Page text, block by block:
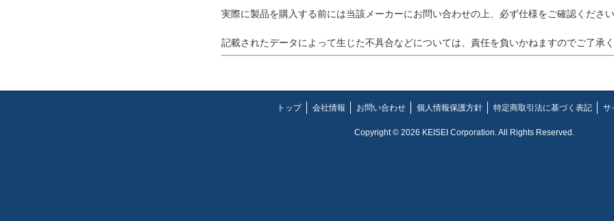
実際に製品を購入する前には当該メーカーにお問い合わせの上、必ず仕様をご確認ください
記載されたデータによって生じた不具合などについては、責任を負いかねますのでご了承く
トップ 会社情報 お問い合わせ 個人情報保護方針 特定商取引法に基づく表記 サ
Copyright © 2026 KEISEI Corporation. All Rights Reserved.